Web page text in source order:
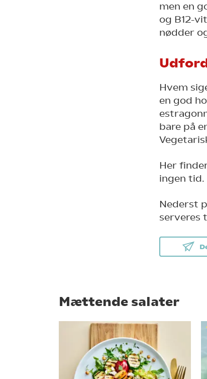
men en
og B12-
nødder
Hvem
en god
bare på
Her
ingen tid.
Nederst
serveres
Mættende salater